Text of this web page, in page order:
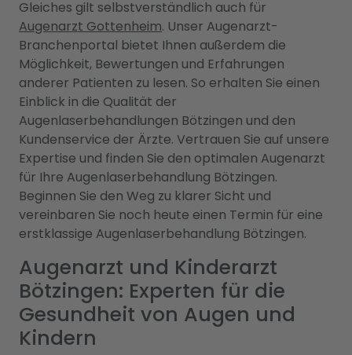
Gleiches gilt selbstverständlich auch für
Augenarzt Gottenheim. Unser Augenarzt-
Branchenportal bietet Ihnen außerdem die
Möglichkeit, Bewertungen und Erfahrungen
anderer Patienten zu lesen. So erhalten Sie einen
Einblick in die Qualität der
Augenlaserbehandlungen Bötzingen und den
Kundenservice der Ärzte. Vertrauen Sie auf unsere
Expertise und finden Sie den optimalen Augenarzt
für Ihre Augenlaserbehandlung Bötzingen.
Beginnen Sie den Weg zu klarer Sicht und
vereinbaren Sie noch heute einen Termin für eine
erstklassige Augenlaserbehandlung Bötzingen.
Augenarzt und Kinderarzt
Bötzingen: Experten für die
Gesundheit von Augen und
Kindern